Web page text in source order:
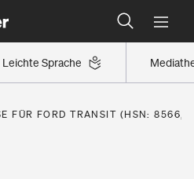
Leichte Sprache
finden
eingestuft
finden
FÜR FORD TRANSIT (HSN: 8566,